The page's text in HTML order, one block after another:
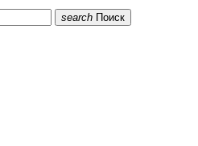
search Поиск